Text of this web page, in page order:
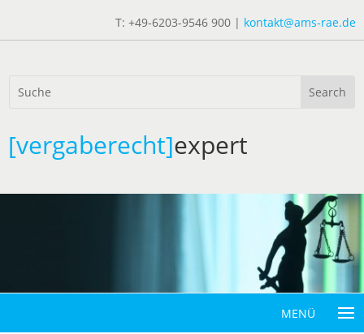
T: +49-6203-9546 900 | kontakt@ams-rae.de
[vergaberecht]expert